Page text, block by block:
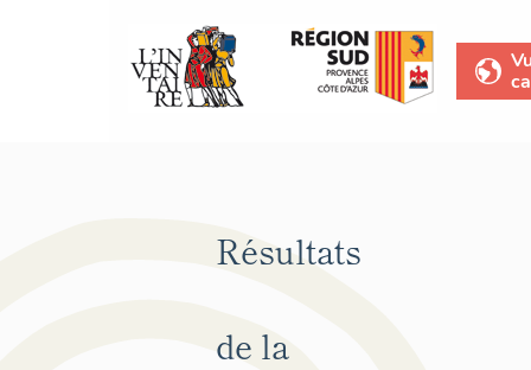
Résultats
de la